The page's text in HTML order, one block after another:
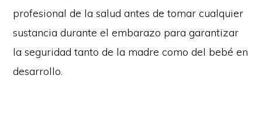
profesional de la salud antes de tomar cualquier
sustancia durante el embarazo para garantizar
la seguridad tanto de la madre como del bebé en
desarrollo.